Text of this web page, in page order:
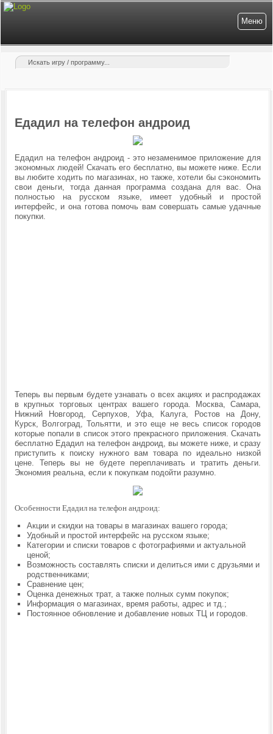
Меню
Едадил на телефон андроид
Едадил на телефон андроид - это незаменимое приложение для
экономных людей! Скачать его бесплатно, вы можете ниже. Если
вы любите ходить по магазинах, но также, хотели бы сэкономить
свои деньги, тогда данная программа создана для вас. Она
полностью на русском языке, имеет удобный и простой
интерфейс, и она готова помочь вам совершать самые удачные
покупки.
Теперь вы первым будете узнавать о всех акциях и распродажах
в крупных торговых центрах вашего города. Москва, Самара,
Нижний Новгород, Серпухов, Уфа, Калуга, Ростов на Дону,
Курск, Волгоград, Тольятти, и это еще не весь список городов
которые попали в список этого прекрасного приложения. Скачать
бесплатно Едадил на телефон андроид, вы можете ниже, и сразу
приступить к поиску нужного вам товара по идеально низкой
цене. Теперь вы не будете переплачивать и тратить деньги.
Экономия реальна, если к покупкам подойти разумно.
Особенности Едадил на телефон андроид:
Акции и скидки на товары в магазинах вашего города;
Удобный и простой интерфейс на русском языке;
Категории и списки товаров с фотографиями и актуальной
ценой;
Возможность составлять списки и делиться ими с друзьями и
родственниками;
Сравнение цен;
Оценка денежных трат, а также полных сумм покупок;
Информация о магазинах, время работы, адрес и тд.;
Постоянное обновление и добавление новых ТЦ и городов.